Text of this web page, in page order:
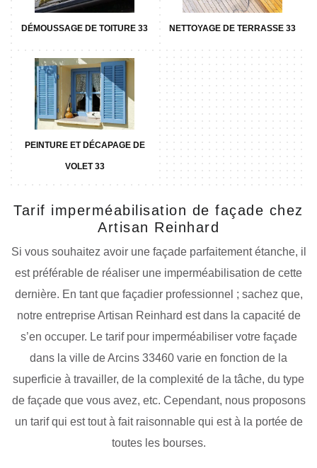
DÉMOUSSAGE DE TOITURE 33 NETTOYAGE DE TERRASSE 33
PEINTURE ET DÉCAPAGE DE
VOLET 33
Tarif imperméabilisation de façade chez
Artisan Reinhard
Si vous souhaitez avoir une façade parfaitement étanche, il
est préférable de réaliser une imperméabilisation de cette
dernière. En tant que façadier professionnel ; sachez que,
notre entreprise Artisan Reinhard est dans la capacité de
s’en occuper. Le tarif pour imperméabiliser votre façade
dans la ville de Arcins 33460 varie en fonction de la
superficie à travailler, de la complexité de la tâche, du type
de façade que vous avez, etc. Cependant, nous proposons
un tarif qui est tout à fait raisonnable qui est à la portée de
toutes les bourses.